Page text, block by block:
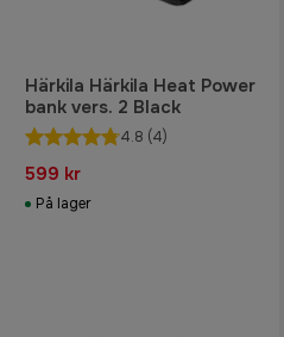
Härkila Härkila Heat Power
bank vers. 2 Black
4.8 (4)
599 kr
På lager